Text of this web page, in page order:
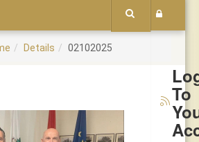
To
Details 02102025